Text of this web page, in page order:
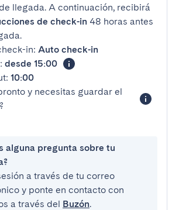
llegada. A continuación, recibirá
de check-in 48 horas antes
in: Auto check-in
desde 15:00
10:00
y necesitas guardar el
alguna pregunta sobre tu
a través de tu correo
y ponte en contacto con
a través del Buzón.